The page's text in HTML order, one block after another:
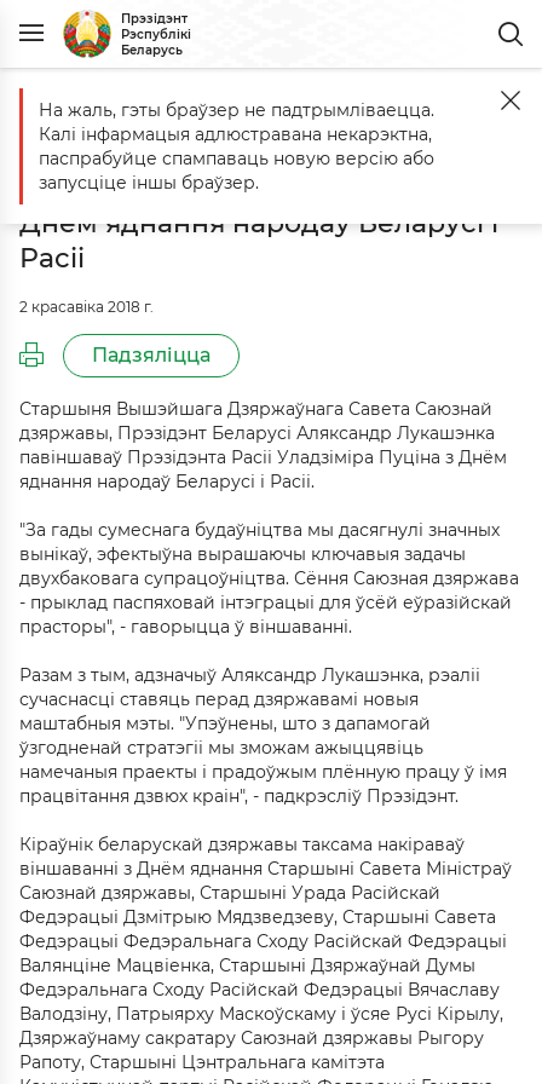
Прэзідэнт
Рэспублікі
Беларусь
Галоўная Падзеі Віншаванне Прэзідэнту Расійскай Федэрацыі
Віншаванне Прэзідэнту Расійскай
Федэрацыі Уладзіміру Пуціну з
Днём яднання народаў Беларусі і
Расіі
2 красавіка 2018 г.
Падзяліцца
Старшыня Вышэйшага Дзяржаўнага Савета Саюзнай
дзяржавы, Прэзідэнт Беларусі Аляксандр Лукашэнка
павіншаваў Прэзідэнта Расіі Уладзіміра Пуціна з Днём
яднання народаў Беларусі і Расіі.
"За гады сумеснага будаўніцтва мы дасягнулі значных
вынікаў, эфектыўна вырашаючы ключавыя задачы
двухбаковага супрацоўніцтва. Сёння Саюзная дзяржава
- прыклад паспяховай інтэграцыі для ўсёй еўразійскай
прасторы", - гаворыцца ў віншаванні.
Разам з тым, адзначыў Аляксандр Лукашэнка, рэаліі
сучаснасці ставяць перад дзяржавамі новыя
маштабныя мэты. "Упэўнены, што з дапамогай
ўзгодненай стратэгіі мы зможам ажыццявіць
намечаныя праекты і прадоўжым плённую працу ў імя
працвітання дзвюх краін", - падкрэсліў Прэзідэнт.
Кіраўнік беларускай дзяржавы таксама накіраваў
віншаванні з Днём яднання Старшыні Савета Міністраў
Саюзнай дзяржавы, Старшыні Урада Расійскай
Федэрацыі Дзмітрыю Мядзведзеву, Старшыні Савета
Федэрацыі Федэральнага Сходу Расійскай Федэрацыі
Валянціне Мацвіенка, Старшыні Дзяржаўнай Думы
Федэральнага Сходу Расійскай Федэрацыі Вячаславу
Валодзіну, Патрыярху Маскоўскаму і ўсяе Русі Кірылу,
Дзяржаўнаму сакратару Саюзнай дзяржавы Рыгору
Рапоту, Старшыні Цэнтральнага камітэта
На жаль, гэты браўзер не падтрымліваецца.
Калі інфармацыя адлюстравана некарэктна,
паспрабуйце спампаваць новую версію або
запусціце іншы браўзер.